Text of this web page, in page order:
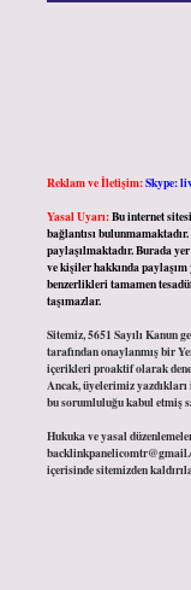
Reklam ve İletişim:Skype:
Yasal Uyarı:Bu internet
bağlantısı
paylaşılmaktadır. Burada
ve kişiler hakkında
benzerlikleri tamamen
taşımazlar.
Sitemiz, 5651 Sayılı Kanun
tarafından onaylanmış bir
içerikleri proaktif olarak
Ancak, üyelerimiz
bu sorumluluğu kabul etmiş
Hukuka ve yasal
içerisinde sitemizden